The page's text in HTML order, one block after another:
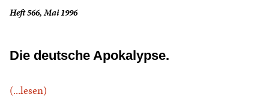
Heft 566, Mai 1996
Die deutsche Apokalypse.
(...lesen)